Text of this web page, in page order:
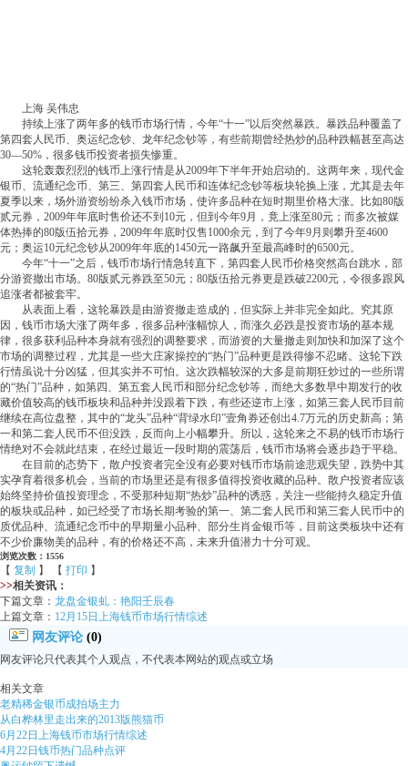
上海 吴伟忠
持续上涨了两年多的钱币市场行情，今年“十一”以后突然暴跌。暴跌品种覆盖了
第四套人民币、奥运纪念钞、龙年纪念钞等，有些前期曾经热炒的品种跌幅甚至高达
30—50%，很多钱币投资者损失惨重。
这轮轰轰烈烈的钱币上涨行情是从2009年下半年开始启动的。这两年来，现代金
银币、流通纪念币、第三、第四套人民币和连体纪念钞等板块轮换上涨，尤其是去年
夏季以来，场外游资纷纷杀入钱币市场，使许多品种在短时期里价格大涨。比如80版
贰元券，2009年年底时售价还不到10元，但到今年9月，竟上涨至80元；而多次被媒
体热捧的80版伍拾元券，2009年年底时仅售1000余元，到了今年9月则攀升至4600
元；奥运10元纪念钞从2009年年底的1450元一路飙升至最高峰时的6500元。
今年“十一”之后，钱币市场行情急转直下，第四套人民币价格突然高台跳水，部
分游资撤出市场。80版贰元券跌至50元；80版伍拾元券更是跌破2200元，令很多跟风
追涨者都被套牢。
从表面上看，这轮暴跌是由游资撤走造成的，但实际上并非完全如此。究其原
因，钱币市场大涨了两年多，很多品种涨幅惊人，而涨久必跌是投资市场的基本规
律，很多获利品种本身就有强烈的调整要求，而游资的大量撤走则加快和加深了这个
市场的调整过程，尤其是一些大庄家操控的“热门”品种更是跌得惨不忍睹。这轮下跌
行情虽说十分凶猛，但其实并不可怕。这次跌幅较深的大多是前期狂炒过的一些所谓
的“热门”品种，如第四、第五套人民币和部分纪念钞等，而绝大多数早中期发行的收
藏价值较高的钱币板块和品种并没跟着下跌，有些还逆市上涨，如第三套人民币目前
继续在高位盘整，其中的“龙头”品种“背绿水印”壹角券还创出4.7万元的历史新高；第
一和第二套人民币不但没跌，反而向上小幅攀升。所以，这轮来之不易的钱币市场行
情绝对不会就此结束，在经过最近一段时期的震荡后，钱币市场将会逐步趋于平稳。
在目前的态势下，散户投资者完全没有必要对钱币市场前途悲观失望，跌势中其
实孕育着很多机会，当前的市场里还是有很多值得投资收藏的品种。散户投资者应该
始终坚持价值投资理念，不受那种短期“热炒”品种的诱惑，关注一些能持久稳定升值
的板块或品种，如已经受了市场长期考验的第一、第二套人民币和第三套人民币中的
质优品种、流通纪念币中的早期量小品种、部分生肖金银币等，目前这类板块中还有
不少价廉物美的品种，有的价格还不高，未来升值潜力十分可观。
浏览次数：1556
【 复制 】 【 打印 】
>>相关资讯：
下篇文章： 龙盘金银虬：艳阳壬辰春
上篇文章： 12月15日上海钱币市场行情综述
网友评论 (0)
网友评论只代表其个人观点，不代表本网站的观点或立场
相关文章
老精稀金银币成拍场主力
从白桦林里走出来的2013版熊猫币
6月22日上海钱币市场行情综述
4月22日钱币热门品种点评